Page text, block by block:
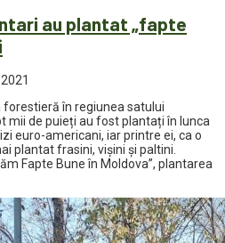
au plantat „fapte
forestieră în regiunea satului
mii de puieți au fost plantați în lunca
euro-americani, iar printre ei, ca o
plantat frasini, vișini și paltini.
Fapte Bune în Moldova”, plantarea